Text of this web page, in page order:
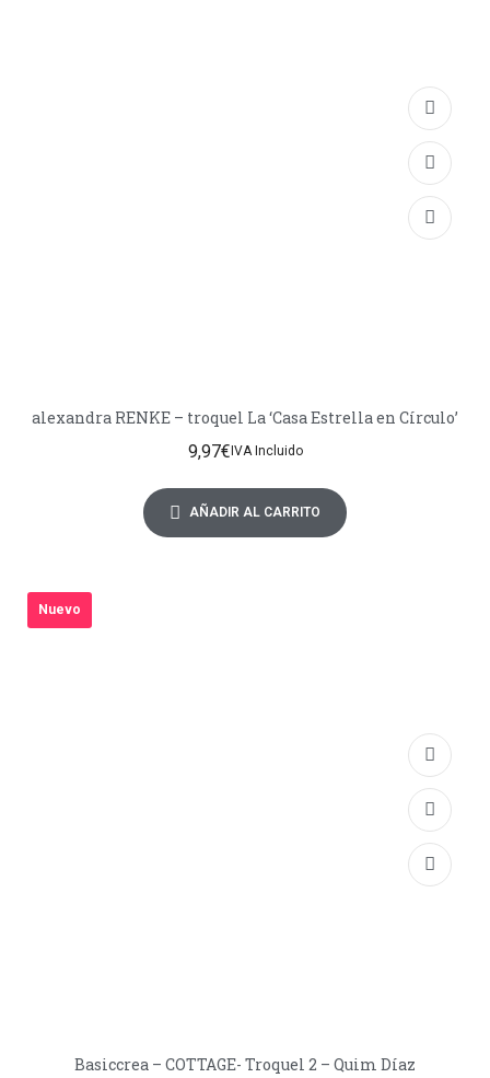
alexandra RENKE – troquel La ‘Casa Estrella en Círculo’
9,97€ IVA Incluido
AÑADIR AL CARRITO
Nuevo
Basiccrea – COTTAGE- Troquel 2 – Quim Díaz